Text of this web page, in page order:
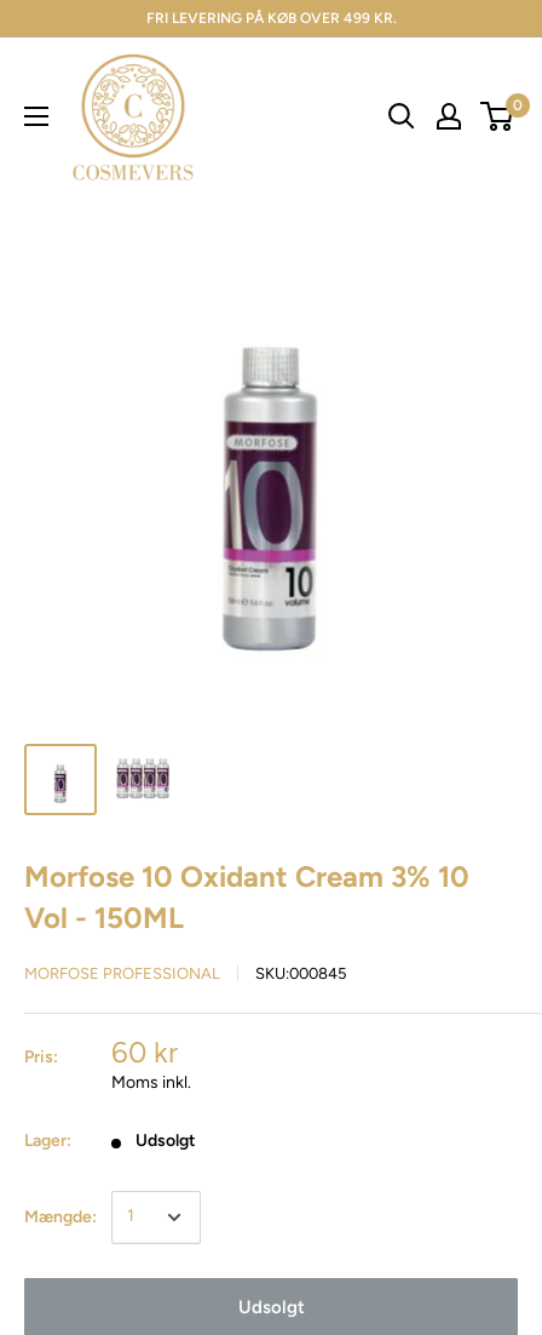
FRI LEVERING PÅ KØB OVER 499 KR.
0
Morfose 10 Oxidant Cream 3% 10
Vol - 150ML
MORFOSE PROFESSIONAL SKU:000845
Pris: 60 kr
Moms inkl.
Lager: Udsolgt
Mængde:
Udsolgt